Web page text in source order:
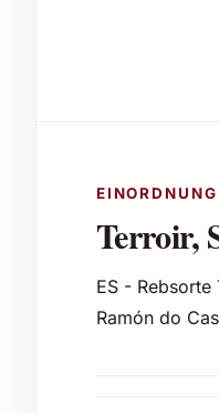
EINORDNUNG
Terroir,
ES -
Ramón do